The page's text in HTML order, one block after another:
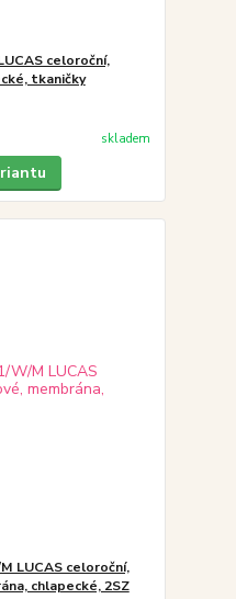
celoroční,
tkaničky
skladem
LUCAS celoroční,
chlapecké, 2SZ